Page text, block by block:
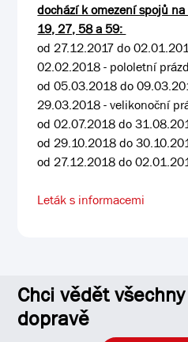
dochází k omezení spojů
19, 27, 58 a 59:
od 27.12.2017 do
02.02.2018 - pololetní
od 05.03.2018 do
29.03.2018 - velikonoční
od 02.07.2018 do
od 29.10.2018 do
od 27.12.2018 do
Leták s informacemi
Chci vědět
dopravě